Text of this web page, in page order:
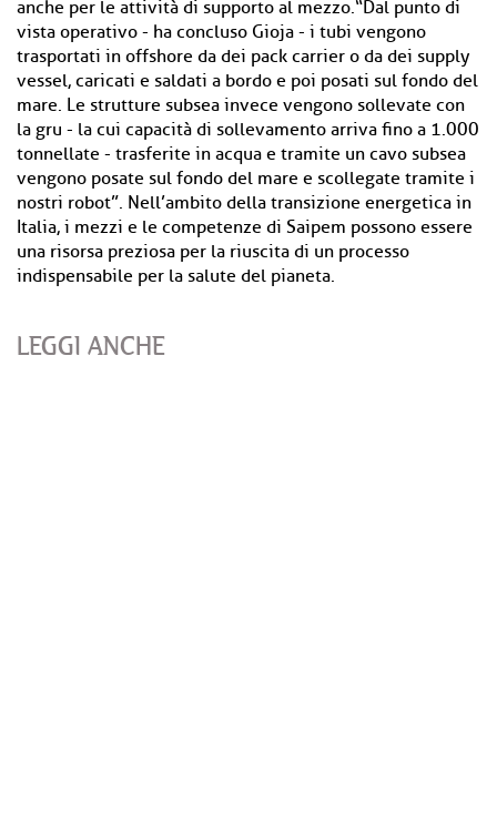
anche per le attività di supporto al mezzo.“Dal punto di
vista operativo - ha concluso Gioja - i tubi vengono
trasportati in offshore da dei pack carrier o da dei supply
vessel, caricati e saldati a bordo e poi posati sul fondo del
mare. Le strutture subsea invece vengono sollevate con
la gru - la cui capacità di sollevamento arriva fino a 1.000
tonnellate - trasferite in acqua e tramite un cavo subsea
vengono posate sul fondo del mare e scollegate tramite i
nostri robot”. Nell’ambito della transizione energetica in
Italia, i mezzi e le competenze di Saipem possono essere
una risorsa preziosa per la riuscita di un processo
indispensabile per la salute del pianeta.
LEGGI ANCHE